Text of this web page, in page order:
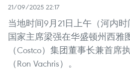
21/09/2025 22:17
当地时间9月21日上午（河内
国家主席梁强在华盛顿州西雅
（Costco）集团董事长兼首席
（Ron Vachris）。